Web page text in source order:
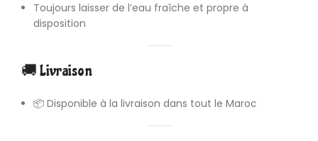
Toujours laisser de l’eau fraîche et propre à
disposition
🚚 Livraison
📦 Disponible à la livraison dans tout le Maroc